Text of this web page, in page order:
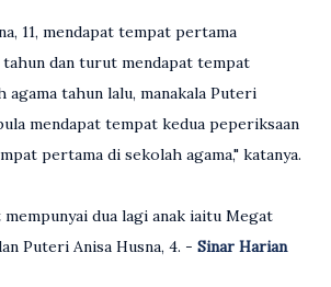
11, mendapat tempat pertama
dan turut mendapat tempat
agama tahun lalu, manakala Puteri
mendapat tempat kedua peperiksaan
pertama di sekolah agama," katanya.
dua lagi anak iaitu Megat
Puteri Anisa Husna, 4. - Sinar Harian